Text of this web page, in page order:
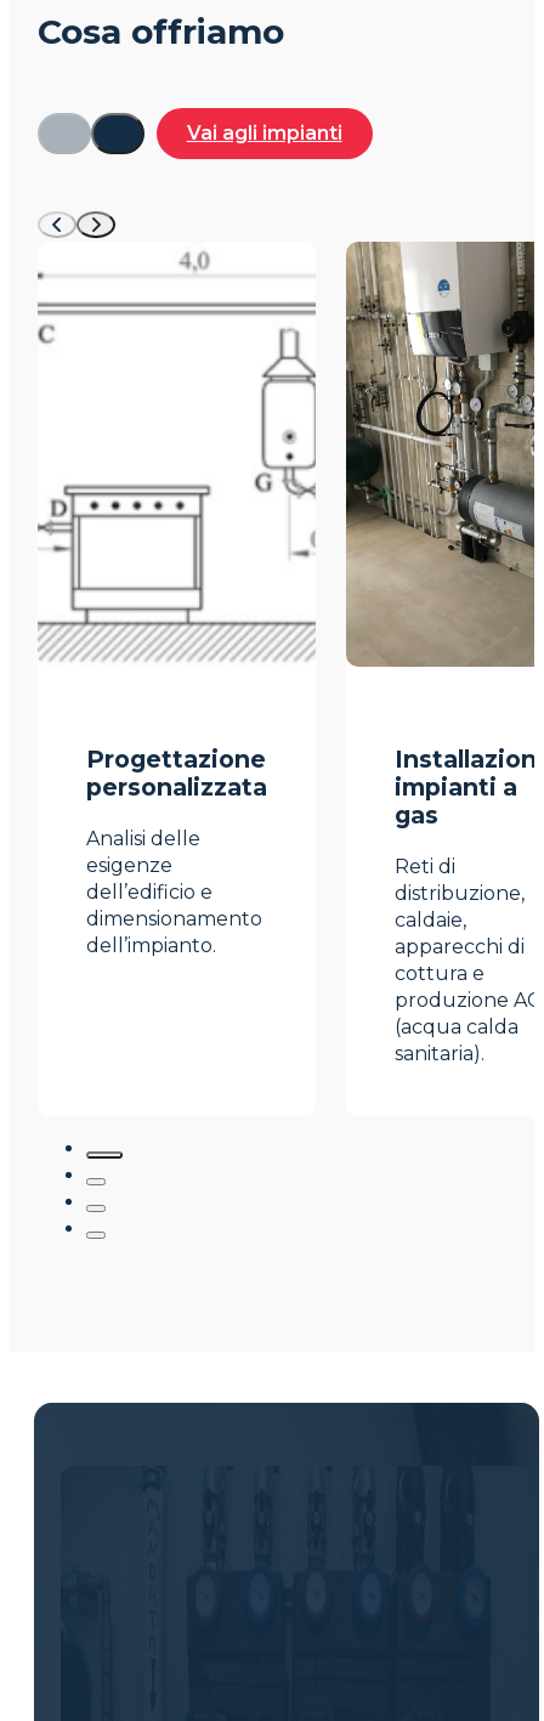
Cosa offriamo
Vai agli impianti
Progettazione
personalizzata
Analisi delle
esigenze
dell’edificio e
dimensionamento
dell’impianto.
impianti a
gas
Reti di
distribuzione,
caldaie,
apparecchi di
cottura e
produzione
(acqua calda
sanitaria).